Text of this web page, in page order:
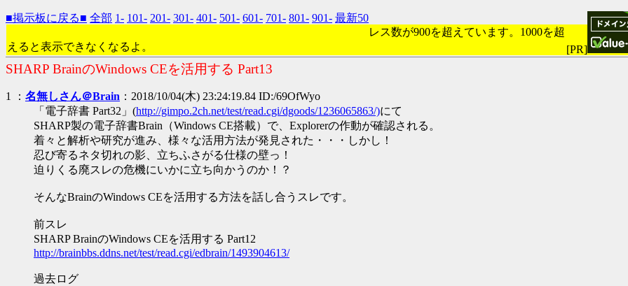
■掲示板に戻る■ 全部 1- 101- 201- 301- 401- 501- 601- 701- 801- 901- 最新50
[PR]
レス数が900を超えています。1000を超
えると表示できなくなるよ。
SHARP BrainのWindows CEを活用する Part13
1 ： 名無しさん＠Brain ：2018/10/04(木) 23:24:19.84 ID:/69OfWyo
「電子辞書 Part32」(http://gimpo.2ch.net/test/read.cgi/dgoods/1236065863/)にて
SHARP製の電子辞書Brain（Windows CE搭載）で、Explorerの作動が確認される。
着々と解析や研究が進み、様々な活用方法が発見された・・・しかし！
忍び寄るネタ切れの影、立ちふさがる仕様の壁っ！
迫りくる廃スレの危機にいかに立ち向かうのか！？
そんなBrainのWindows CEを活用する方法を話し合うスレです。
前スレ
SHARP BrainのWindows CEを活用する Part12
http://brainbbs.ddns.net/test/read.cgi/edbrain/1493904613/
過去ログ